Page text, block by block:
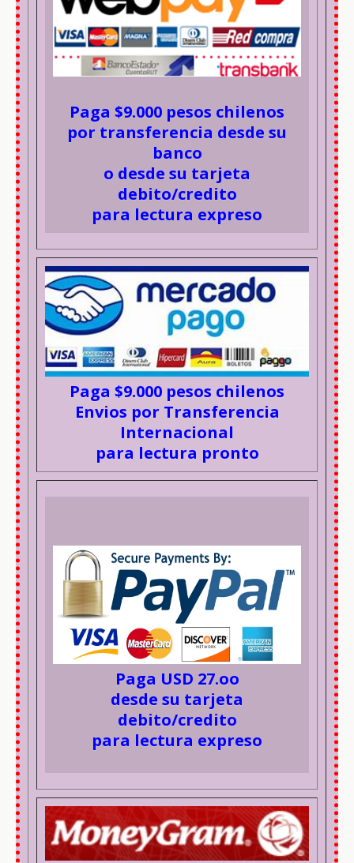
Paga $9.000 pesos chilenos
por transferencia desde su
banco
o desde su tarjeta
debito/credito
para lectura expreso
Paga $9.000 pesos chilenos
Envios por Transferencia
Internacional
para lectura pronto
Paga USD 27.oo
desde su tarjeta
debito/credito
para lectura expreso